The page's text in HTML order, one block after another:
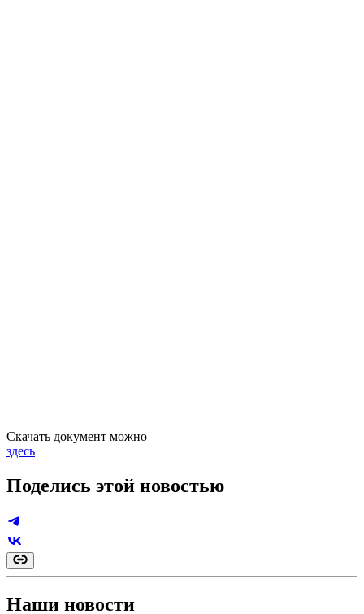
Скачать документ можно
здесь
Поделись этой новостью
Наши новости